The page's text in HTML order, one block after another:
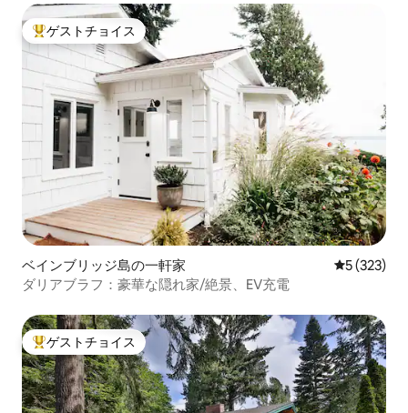
大好評のゲストチョイスです。
ゲストチョイス
ベインブリッジ島の一軒家 レビュー
5 (323)
ダリアブラフ：豪華な隠れ家/絶景、EV充電
大好評のゲストチョイスです。
ゲストチョイス